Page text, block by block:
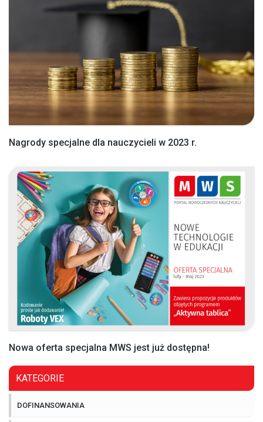
Nagrody specjalne dla nauczycieli w 2023 r.
Nowa oferta specjalna MWS jest już dostępna!
KATEGORIE
DOFINANSOWANIA